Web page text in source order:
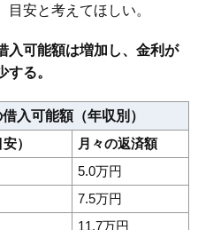
安と考えてほしい。
入可能額は増加し、金利が
する。
入可能額（年収別）
）
月々の返済額
5.0万円
7.5万円
11.7万円